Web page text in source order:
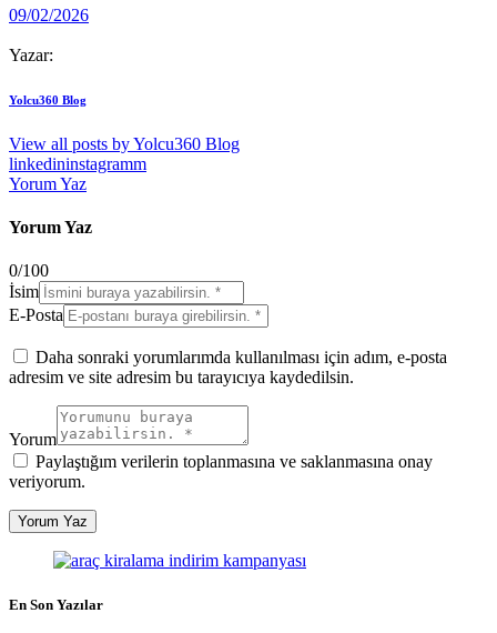
09/02/2026
Yazar:
Yolcu360 Blog
View all posts byYolcu360 Blog
linkedininstagramm
Yorum Yaz
Yorum Yaz
0/100
İsim
E-Posta
Daha sonraki yorumlarımda kullanılması için adım, e-posta
adresim ve site adresim bu tarayıcıya kaydedilsin.
Yorum
Paylaştığım verilerin toplanmasına ve saklanmasına onay
veriyorum.
En Son Yazılar